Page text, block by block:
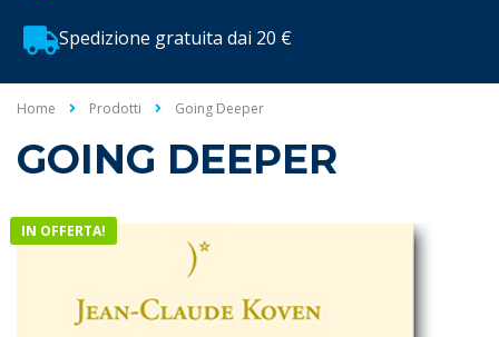
Spedizione gratuita dai 20 €
Home Prodotti Going Deeper
GOING DEEPER
IN OFFERTA!